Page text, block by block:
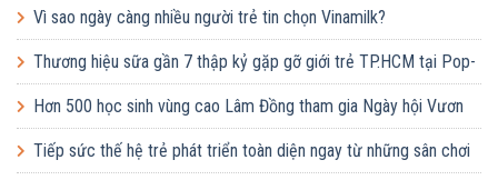
Vì sao ngày càng nhiều người trẻ tin chọn Vinamilk?
Thương hiệu sữa gần 7 thập kỷ gặp gỡ giới trẻ TP.HCM tại Pop-
up ‘Thưởng vị hè’
Hơn 500 học sinh vùng cao Lâm Đồng tham gia Ngày hội Vươn
cao Việt Nam
Tiếp sức thế hệ trẻ phát triển toàn diện ngay từ những sân chơi